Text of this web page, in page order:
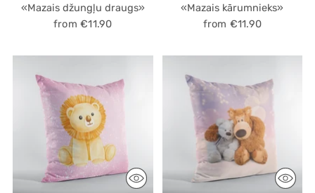
«Mazais džungļu draugs»
from €11.90
«Mazais kārumnieks»
from €11.90